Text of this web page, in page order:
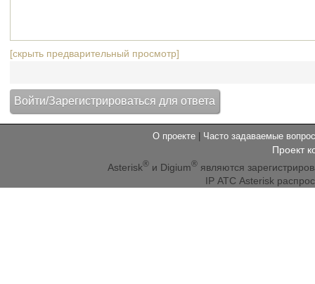
[скрыть предварительный просмотр]
О проекте Часто задаваемые
Проект
Asterisk® и Digium® являются
IP АТС Asterisk